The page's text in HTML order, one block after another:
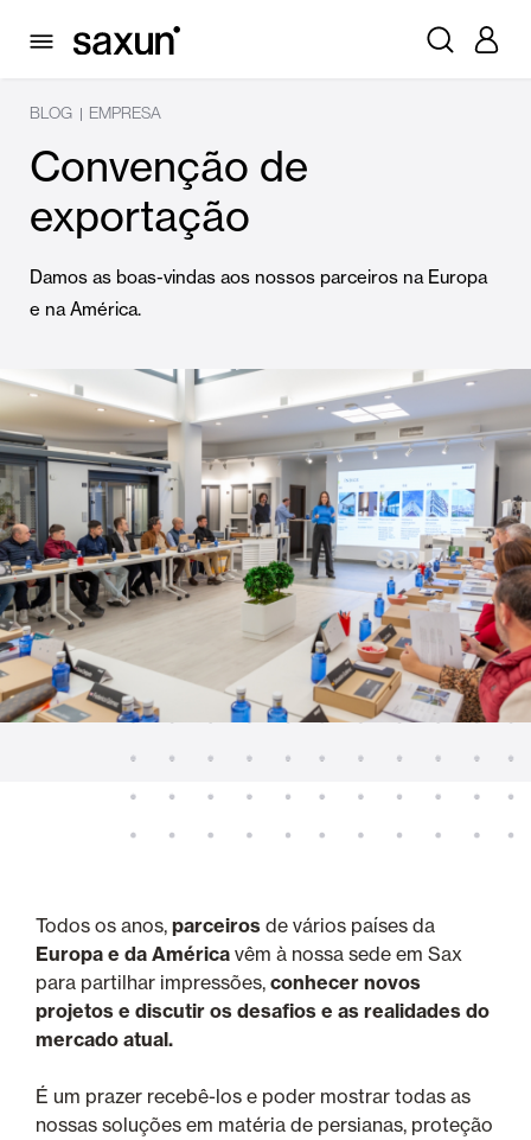
BLOG | EMPRESA
Convenção de
exportação
Damos as boas-vindas aos nossos parceiros na Europa
e na América.
Todos os anos, parceiros de vários países da
Europa e da América vêm à nossa sede em Sax
para partilhar impressões, conhecer novos
projetos e discutir os desafios e as realidades do
mercado atual.
É um prazer recebê-los e poder mostrar todas as
nossas soluções em matéria de persianas, proteção